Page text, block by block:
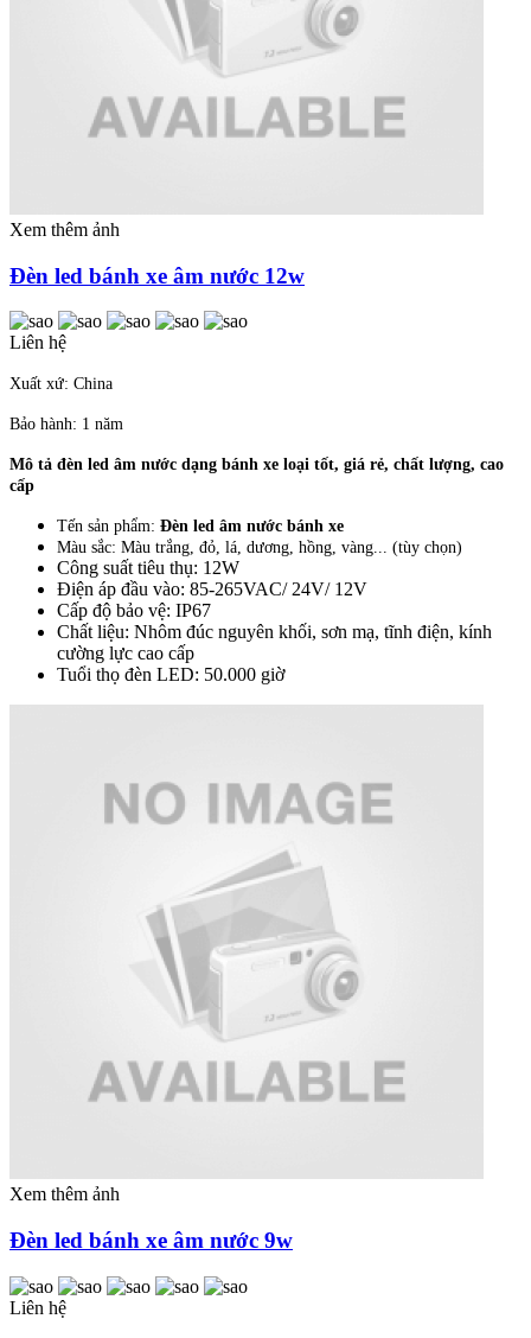
Xem thêm ảnh
Đèn led bánh xe âm nước 12w
Liên hệ
Xuất xứ: China
Bảo hành: 1 năm
Mô tả đèn led âm nước dạng bánh xe loại tốt, giá rẻ, chất lượng, cao
cấp
Tến sản phẩm: Đèn led âm nước bánh xe
Màu sắc: Màu trắng, đỏ, lá, dương, hồng, vàng... (tùy chọn)
Công suất tiêu thụ: 12W
Điện áp đầu vào: 85-265VAC/ 24V/ 12V
Cấp độ bảo vệ: IP67
Chất liệu: Nhôm đúc nguyên khối, sơn mạ, tĩnh điện, kính
cường lực cao cấp
Tuổi thọ đèn LED: 50.000 giờ
Xem thêm ảnh
Đèn led bánh xe âm nước 9w
Liên hệ